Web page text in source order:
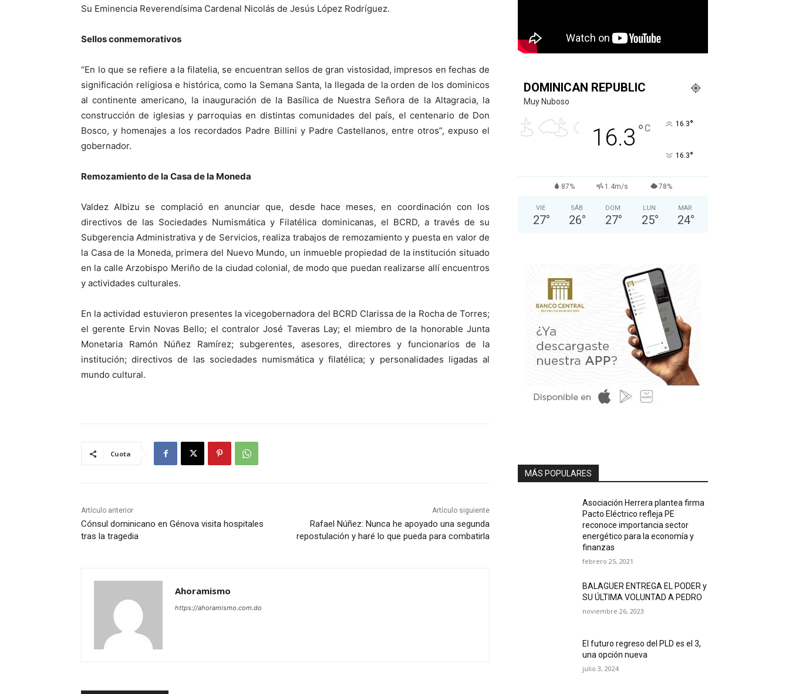
Su Eminencia Reverendísima Cardenal Nicolás de Jesús López Rodríguez.
Sellos conmemorativos
“En lo que se refiere a la filatelia, se encuentran sellos de gran vistosidad, impresos en fechas de
significación religiosa e histórica, como la Semana Santa, la llegada de la orden de los dominicos
al continente americano, la inauguración de la Basílica de Nuestra Señora de la Altagracia, la
construcción de iglesias y parroquias en distintas comunidades del país, el centenario de Don
Bosco, y homenajes a los recordados Padre Billini y Padre Castellanos, entre otros”, expuso el
gobernador.
Remozamiento de la Casa de la Moneda
Valdez Albizu se complació en anunciar que, desde hace meses, en coordinación con los
directivos de las Sociedades Numismática y Filatélica dominicanas, el BCRD, a través de su
Subgerencia Administrativa y de Servicios, realiza trabajos de remozamiento y puesta en valor de
la Casa de la Moneda, primera del Nuevo Mundo, un inmueble propiedad de la institución situado
en la calle Arzobispo Meriño de la ciudad colonial, de modo que puedan realizarse allí encuentros
y actividades culturales.
En la actividad estuvieron presentes la vicegobernadora del BCRD Clarissa de la Rocha de Torres;
el gerente Ervin Novas Bello; el contralor José Taveras Lay; el miembro de la honorable Junta
Monetaria Ramón Núñez Ramírez; subgerentes, asesores, directores y funcionarios de la
institución; directivos de las sociedades numismática y filatélica; y personalidades ligadas al
mundo cultural.
Cuota
Artículo anterior
Cónsul dominicano en Génova visita hospitales
tras la tragedia
Artículo siguiente
Rafael Núñez: Nunca he apoyado una segunda
repostulación y haré lo que pueda para combatirla
Ahoramismo
https://ahoramismo.com.do
DOMINICAN REPUBLIC
Muy Nuboso
16.3 °C 16.3°
16.3°
87% 1.4m/s 78%
VIE
27°
SÁB
26°
DOM
27°
LUN
25°
MAR
24°
MÁS POPULARES
Asociación Herrera plantea firma
Pacto Eléctrico refleja PE
reconoce importancia sector
energético para la economía y
finanzas
febrero 25, 2021
BALAGUER ENTREGA EL PODER y
SU ÚLTIMA VOLUNTAD A PEDRO
noviembre 26, 2023
El futuro regreso del PLD es el 3,
una opción nueva
julio 3, 2024